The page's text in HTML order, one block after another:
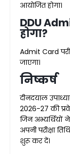
आयोजित होगा।
DDU
होगा?
Admit Card
जाएगा।
निष्कर्ष
दीनदयाल
2026-27 की
जिन अभ्यर्थियों
अपनी परीक्षा
शुरू कर दें।